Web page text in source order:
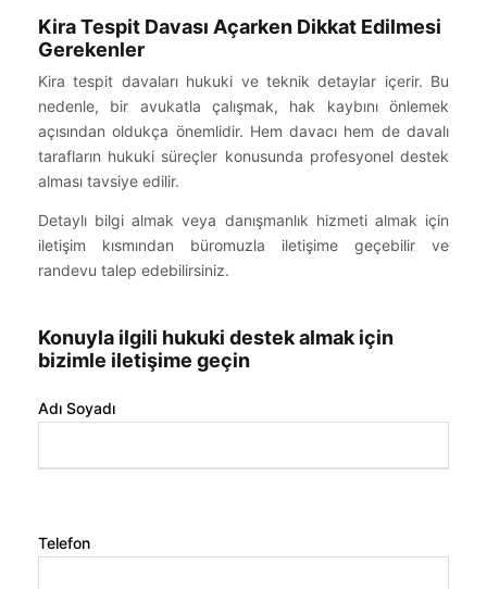
Kira Tespit Davası Açarken Dikkat Edilmesi
Gerekenler
Kira tespit davaları hukuki ve teknik detaylar içerir. Bu
nedenle, bir avukatla çalışmak, hak kaybını önlemek
açısından oldukça önemlidir. Hem davacı hem de davalı
tarafların hukuki süreçler konusunda profesyonel destek
alması tavsiye edilir.
Detaylı bilgi almak veya danışmanlık hizmeti almak için
iletişim kısmından büromuzla iletişime geçebilir ve
randevu talep edebilirsiniz.
Konuyla ilgili hukuki destek almak için
bizimle iletişime geçin
Adı Soyadı
Telefon